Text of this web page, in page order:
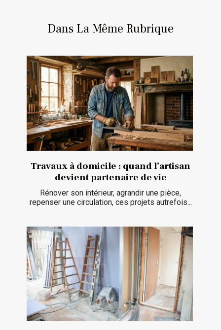
Dans La Même Rubrique
Travaux à domicile : quand l’artisan
devient partenaire de vie
Rénover son intérieur, agrandir une pièce,
repenser une circulation, ces projets autrefois...